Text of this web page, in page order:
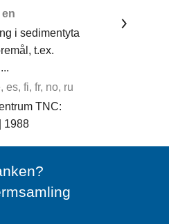
en
i sedimentyta
t.ex.
es, fi, fr, no, ru
TNC:
1988